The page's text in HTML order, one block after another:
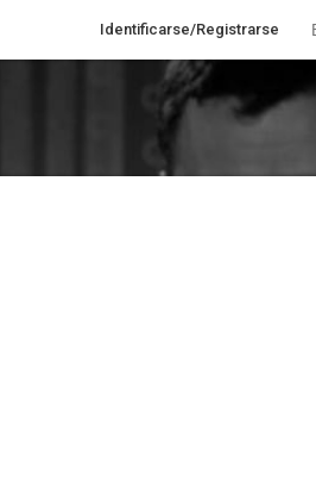
Identificarse/Registrarse